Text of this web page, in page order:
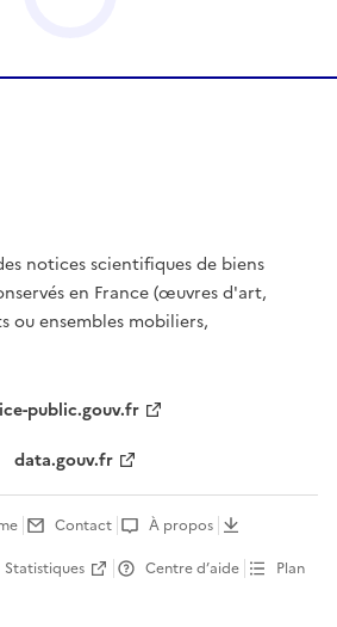
notices scientifiques de biens
en France (œuvres d'art,
ou ensembles mobiliers,
public.gouv.fr
data.gouv.fr
Contact
À propos
Statistiques Centre d’aide
Plan